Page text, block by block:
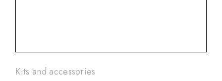
Kits and accessories